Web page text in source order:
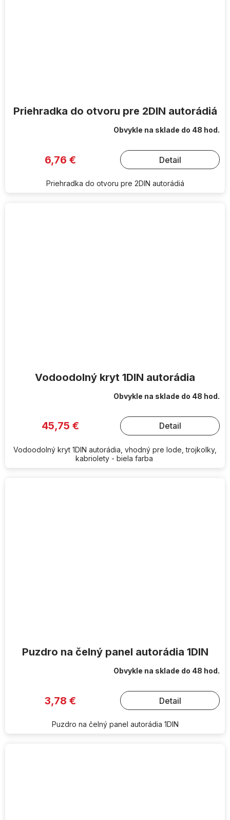
Priehradka do otvoru pre 2DIN autorádiá
Obvykle na sklade do 48 hod.
6,76 € Detail
Priehradka do otvoru pre 2DIN autorádiá
Vodoodolný kryt 1DIN autorádia
Obvykle na sklade do 48 hod.
45,75 € Detail
Vodoodolný kryt 1DIN autorádia, vhodný pre lode, trojkolky,
kabriolety - biela farba
Puzdro na čelný panel autorádia 1DIN
Obvykle na sklade do 48 hod.
3,78 € Detail
Puzdro na čelný panel autorádia 1DIN